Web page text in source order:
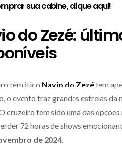
sua cabine,clique aqui!
do Zezé:
temático Navio do Zezétem
o evento traz grandes estrelas da
cruzeiro tem sido uma das
72 horas de shows
de 2024.